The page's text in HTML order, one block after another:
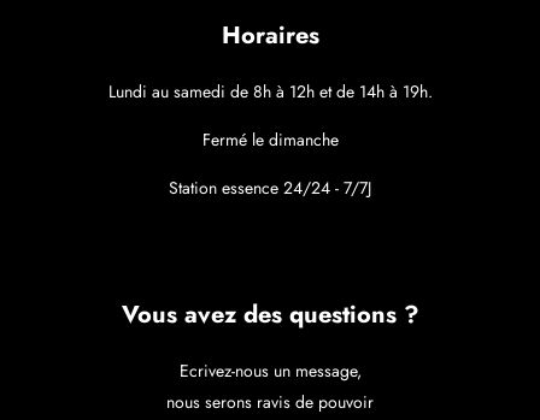
Horaires
Lundi au samedi de 8h à 12h et de 14h à 19h.
Fermé le dimanche
Station essence 24/24 - 7/7J
Vous avez des questions ?
Ecrivez-nous un message,
nous serons ravis de pouvoir